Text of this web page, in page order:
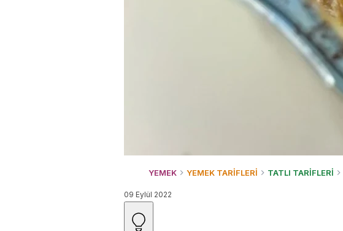
YEMEK YEMEK TARİFLERİ TATLI TARİFLERİ
09 Eylül 2022